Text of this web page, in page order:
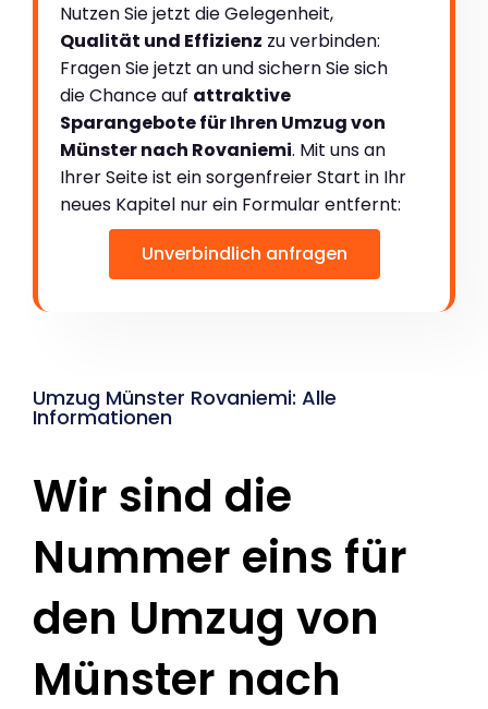
Nutzen Sie jetzt die Gelegenheit,
Qualität und Effizienz zu verbinden:
Fragen Sie jetzt an und sichern Sie sich
die Chance auf attraktive
Sparangebote für Ihren Umzug von
Münster nach Rovaniemi. Mit uns an
Ihrer Seite ist ein sorgenfreier Start in Ihr
neues Kapitel nur ein Formular entfernt:
Unverbindlich anfragen
Umzug Münster Rovaniemi: Alle
Informationen
Wir sind die
Nummer eins für
den Umzug von
Münster nach